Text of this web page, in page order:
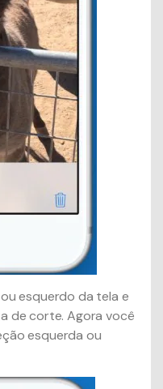
esquerdo da tela e
de corte. Agora você
esquerda ou